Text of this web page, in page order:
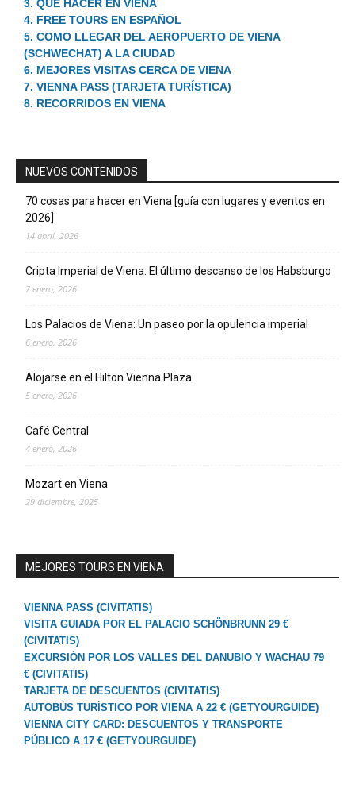
3. QUE HACER EN VIENA
4. FREE TOURS EN ESPAÑOL
5. COMO LLEGAR DEL AEROPUERTO DE VIENA
(SCHWECHAT) A LA CIUDAD
6. MEJORES VISITAS CERCA DE VIENA
7. VIENNA PASS (TARJETA TURÍSTICA)
8. RECORRIDOS EN VIENA
NUEVOS CONTENIDOS
70 cosas para hacer en Viena [guía con lugares y eventos en
2026]
14 abril, 2026
Cripta Imperial de Viena: El último descanso de los Habsburgo
7 enero, 2026
Los Palacios de Viena: Un paseo por la opulencia imperial
6 enero, 2026
Alojarse en el Hilton Vienna Plaza
5 enero, 2026
Café Central
4 enero, 2026
Mozart en Viena
29 diciembre, 2025
MEJORES TOURS EN VIENA
VIENNA PASS (CIVITATIS)
VISITA GUIADA POR EL PALACIO SCHÖNBRUNN 29 €
(CIVITATIS)
EXCURSIÓN POR LOS VALLES DEL DANUBIO Y WACHAU 79
€ (CIVITATIS)
TARJETA DE DESCUENTOS (CIVITATIS)
AUTOBÚS TURÍSTICO POR VIENA A 22 € (GETYOURGUIDE)
VIENNA CITY CARD: DESCUENTOS Y TRANSPORTE
PÚBLICO A 17 € (GETYOURGUIDE)